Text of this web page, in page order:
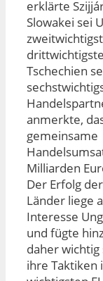
erklärte
Slowakei sei
Tschechien
anmerkte,
gemeinsame
Milliarden
Der Erfolg
Länder liege
Interesse
und fügte
daher wichtig
ihre Taktiken